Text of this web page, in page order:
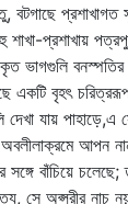
বটগাছে প্রশাখাগত
শাখা-প্রশাখায়
ভাগগুলি বনস্পতির
একটি বৃহৎ
দেখা যায়
আপন
বাঁচিয়ে চলেছে;
সে অপ্সরীর নাচ